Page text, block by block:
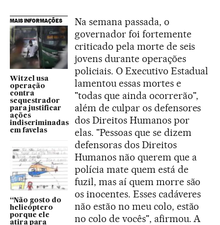
MAIS INFORMAÇÕES
Witzel usa
operação
contra
sequestrador
para justificar
ações
indiscriminadas
em favelas
“Não gosto do
helicóptero
porque ele
atira para
Na semana passada, o
governador foi fortemente
criticado pela morte de seis
jovens durante operações
policiais. O Executivo Estadual
lamentou essas mortes e
"todas que ainda ocorrerão",
além de culpar os defensores
dos Direitos Humanos por
elas. "Pessoas que se dizem
defensoras dos Direitos
Humanos não querem que a
polícia mate quem está de
fuzil, mas aí quem morre são
os inocentes. Esses cadáveres
não estão no meu colo, estão
no colo de vocês", afirmou. A